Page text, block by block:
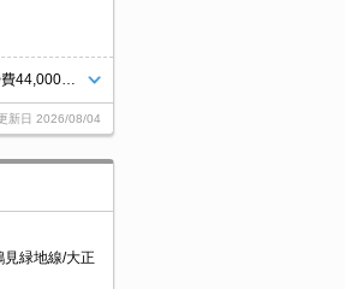
新日 2026/08/04
緑地線/大正